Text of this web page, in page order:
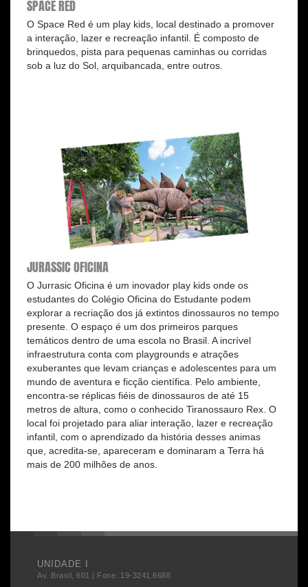
SPACE RED
O Space Red é um play kids, local destinado a promover
a interação, lazer e recreação infantil. É composto de
brinquedos, pista para pequenas caminhas ou corridas
sob a luz do Sol, arquibancada, entre outros.
JURASSIC OFICINA
O Jurrasic Oficina é um inovador play kids onde os
estudantes do Colégio Oficina do Estudante podem
explorar a recriação dos já extintos dinossauros no tempo
presente. O espaço é um dos primeiros parques
temáticos dentro de uma escola no Brasil. A incrível
infraestrutura conta com playgrounds e atrações
exuberantes que levam crianças e adolescentes para um
mundo de aventura e ficção científica. Pelo ambiente,
encontra-se réplicas fiéis de dinossauros de até 15
metros de altura, como o conhecido Tiranossauro Rex. O
local foi projetado para aliar interação, lazer e recreação
infantil, com o aprendizado da história desses animas
que, acredita-se, apareceram e dominaram a Terra há
mais de 200 milhões de anos.
UNIDADE I
Av. Brasil, 601 | Fone: 19-3241.6688